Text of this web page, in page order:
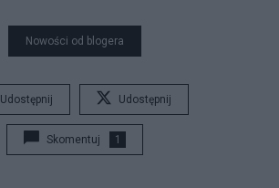
Nowości od blogera
Udostępnij Udostępnij
Skomentuj 1